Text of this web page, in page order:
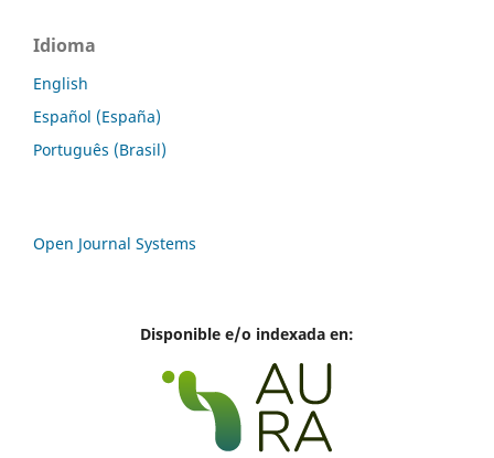
Idioma
English
Español (España)
Português (Brasil)
Open Journal Systems
Disponible e/o indexada en: